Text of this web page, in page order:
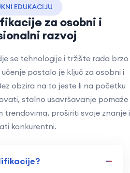
EDUKACIJU
za osobni i
razvoj
se tehnologije i tržište rada brzo
postalo je ključ za osobni i
obzira na to jeste li na početku
stalno usavršavanje pomaže
trendovima, proširiti svoje znanje i
konkurentni.